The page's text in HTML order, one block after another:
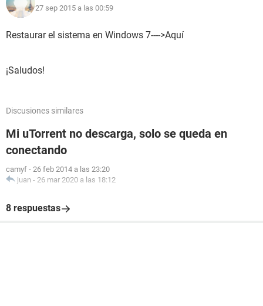
27 sep 2015 a las 00:59
Restaurar el sistema en Windows 7---->Aquí
¡Saludos!
Discusiones similares
Mi uTorrent no descarga, solo se queda en
conectando
camyf - 26 feb 2014 a las 23:20
juan - 26 mar 2020 a las 18:12
8 respuestas